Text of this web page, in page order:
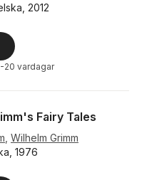
2012
20 vardagar
Fairy Tales
Wilhelm Grimm
1976